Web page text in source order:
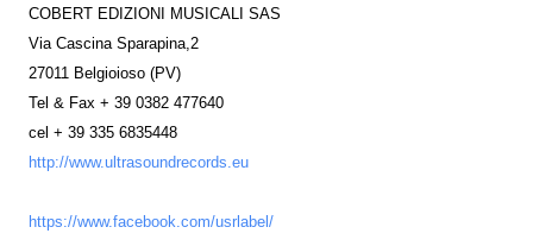
COBERT EDIZIONI MUSICALI SAS
Via Cascina Sparapina,2
27011 Belgioioso (PV)
Tel & Fax + 39 0382 477640
cel + 39 335 6835448
http://www.ultrasoundrecords.eu
https://www.facebook.com/usrlabel/